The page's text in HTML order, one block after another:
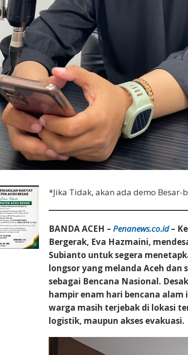
*Jika Tidak, akan ada demo Besar-
BANDA ACEH – Penanews.co.id–
Bergerak, Eva Hazmaini,
Subianto untuk segera
longsor yang melanda Aceh
sebagai Bencana Nasional.
hampir enam hari bencana
warga masih terjebak di lokasi
logistik, maupun akses evakuasi.